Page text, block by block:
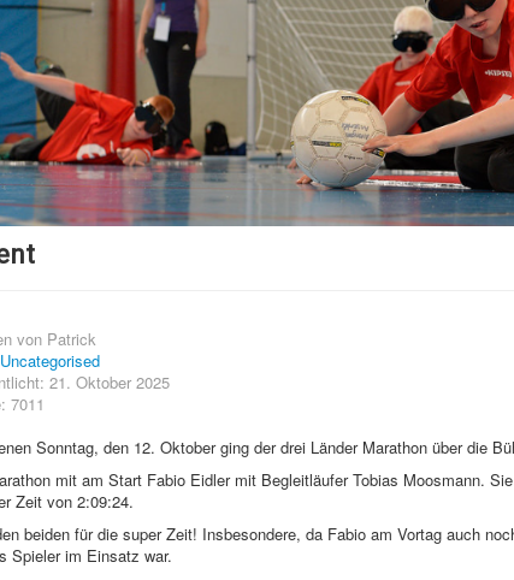
von Patrick
Uncategorised
21. Oktober 2025
7011
Sonntag, den 12. Oktober ging der drei Länder Marathon über die
mit am Start Fabio Eidler mit Begleitläufer Tobias Moosmann.
Zeit von 2:09:24.
beiden für die super Zeit! Insbesondere, da Fabio am Vortag auch
Spieler im Einsatz war.